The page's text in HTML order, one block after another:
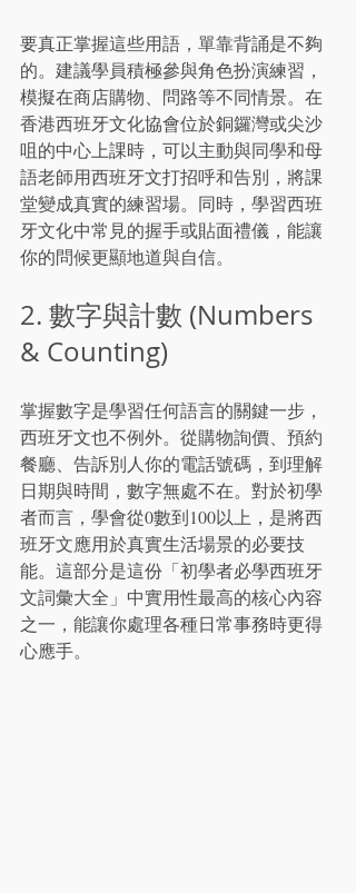
要真正掌握這些用語，單靠背誦是不夠
的。建議學員積極參與角色扮演練習，
模擬在商店購物、問路等不同情景。在
香港西班牙文化協會位於銅鑼灣或尖沙
咀的中心上課時，可以主動與同學和母
語老師用西班牙文打招呼和告別，將課
堂變成真實的練習場。同時，學習西班
牙文化中常見的握手或貼面禮儀，能讓
你的問候更顯地道與自信。
2. 數字與計數 (Numbers
& Counting)
掌握數字是學習任何語言的關鍵一步，
西班牙文也不例外。從購物詢價、預約
餐廳、告訴別人你的電話號碼，到理解
日期與時間，數字無處不在。對於初學
者而言，學會從0數到100以上，是將西
班牙文應用於真實生活場景的必要技
能。這部分是這份「初學者必學西班牙
文詞彙大全」中實用性最高的核心內容
之一，能讓你處理各種日常事務時更得
心應手。